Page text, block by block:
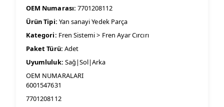
OEM Numarası: 7701208112
Ürün Tipi: Yan sanayi Yedek Parça
Kategori: Fren Sistemi > Fren Ayar Cırcırı
Paket Türü: Adet
Uyumluluk: Sağ|Sol|Arka
OEM NUMARALARI
6001547631
7701208112